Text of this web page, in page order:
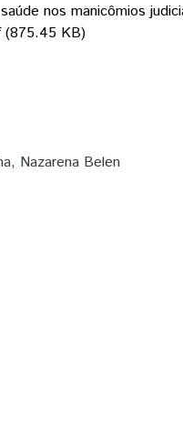
nos manicômios
(875.45 KB)
Nazarena Belen